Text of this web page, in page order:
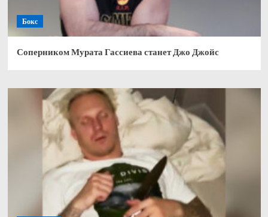
Бокс
Соперником Мурата Гассиева станет Джо Джойс